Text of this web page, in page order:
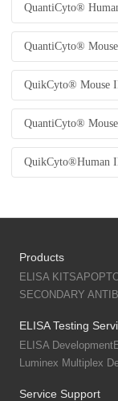
QuantiCyto®
QuantiCyto®
QuikCyto® Mouse
QuantiCyto®
QuikCyto®Human
Products
ELISA KITS
SECONDARY
ELISA Testing
ELISA Development
Luminex Multiplex
Service Support